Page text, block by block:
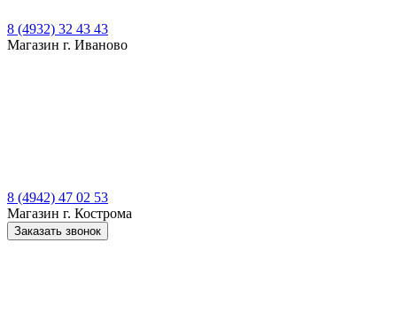
8 (4932) 32 43 43
Магазин г. Иваново
8 (4942) 47 02 53
Магазин г. Кострома
Заказать звонок